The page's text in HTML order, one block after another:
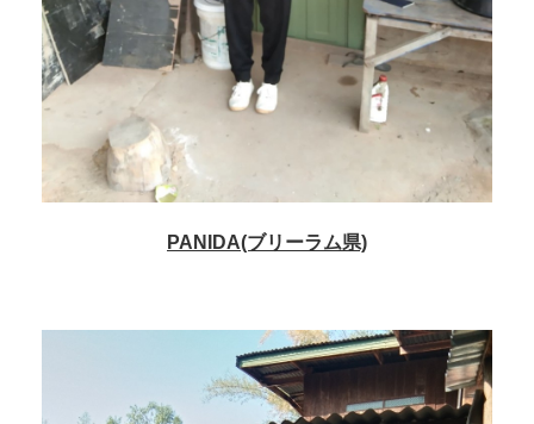
PANIDA(ブリーラム県)